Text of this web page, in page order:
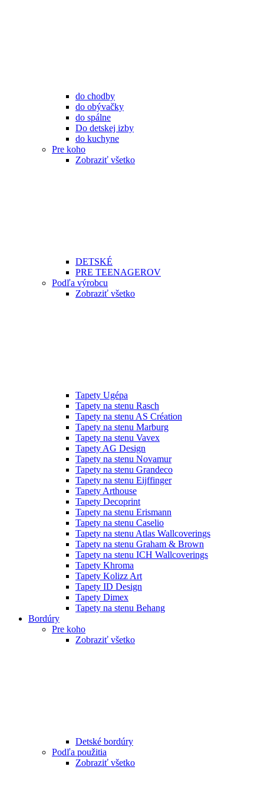
do chodby
do obývačky
do spálne
Do detskej izby
do kuchyne
Pre koho
Zobraziť všetko
DETSKÉ
PRE TEENAGEROV
Podľa výrobcu
Zobraziť všetko
Tapety Ugépa
Tapety na stenu Rasch
Tapety na stenu AS Création
Tapety na stenu Marburg
Tapety na stenu Vavex
Tapety AG Design
Tapety na stenu Novamur
Tapety na stenu Grandeco
Tapety na stenu Eijffinger
Tapety Arthouse
Tapety Decoprint
Tapety na stenu Erismann
Tapety na stenu Caselio
Tapety na stenu Atlas Wallcoverings
Tapety na stenu Graham & Brown
Tapety na stenu ICH Wallcoverings
Tapety Khroma
Tapety Kolizz Art
Tapety ID Design
Tapety Dimex
Tapety na stenu Behang
Bordúry
Pre koho
Zobraziť všetko
Detské bordúry
Podľa použitia
Zobraziť všetko